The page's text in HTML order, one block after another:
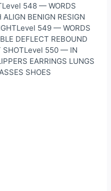
548 — WORDS
BENIGN RESIGN
549 — WORDS
DEFLECT REBOUND
SHOTLevel 550 — IN
EARRINGS LUNGS
SHOES